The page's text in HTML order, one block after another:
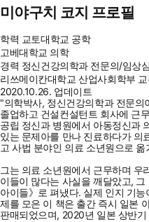
미야구치 코지 프로필
학력 교토대학교 공학
고베대학교 의학
경력 정신건강의학과 전문의/임상
리쓰메이칸대학교 산업사회학부
2020.10.26. 업데이트
"의학박사, 정신건강의학과 전문
졸업하고 건설컨설턴트 회사에 근
공립 정신과 병원에서 아동정신과
있는 문제아를 만나 진료하다가 의
고 사법 분야인 의료 소년원으로
그는 의료 소년원에서 근무하며 우
이들이 많다는 사실을 깨달았고,
아이들》로 펴냈다. 실제 인지 기
제를 모은 이 책은 출간 즉시 일본
판매되었으며, 2020년 일본 상반